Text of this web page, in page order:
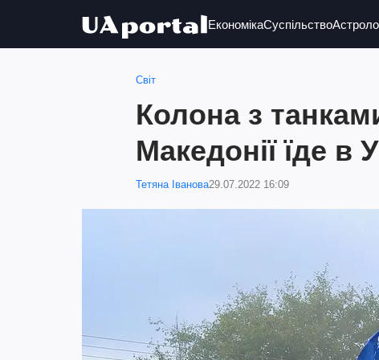
ЕкономікаСуспільство
Світ
Колона з
Македонії їде в
Тетяна Іванова29.07.2022 16:09